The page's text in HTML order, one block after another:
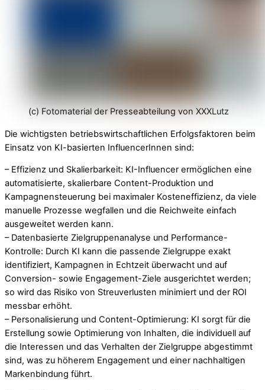
(c) Fotomaterial der Presseabteilung von XXXLutz
Die wichtigsten betriebswirtschaftlichen Erfolgsfaktoren beim
Einsatz von KI-basierten InfluencerInnen sind:
– Effizienz und Skalierbarkeit: KI-Influencer ermöglichen eine
automatisierte, skalierbare Content-Produktion und
Kampagnensteuerung bei maximaler Kosteneffizienz, da viele
manuelle Prozesse wegfallen und die Reichweite einfach
ausgeweitet werden kann.
– Datenbasierte Zielgruppenanalyse und Performance-
Kontrolle: Durch KI kann die passende Zielgruppe exakt
identifiziert, Kampagnen in Echtzeit überwacht und auf
Conversion- sowie Engagement-Ziele ausgerichtet werden;
so wird das Risiko von Streuverlusten minimiert und der ROI
messbar erhöht.
– Personalisierung und Content-Optimierung: KI sorgt für die
Erstellung sowie Optimierung von Inhalten, die individuell auf
die Interessen und das Verhalten der Zielgruppe abgestimmt
sind, was zu höherem Engagement und einer nachhaltigen
Markenbindung führt.